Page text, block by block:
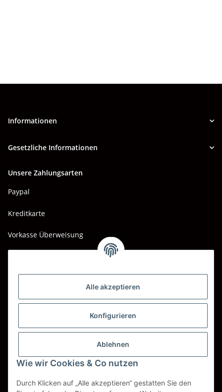
Alle akzeptieren
Konfigurieren
Ablehnen
Wie wir Cookies & Co nutzen
Durch Klicken auf „Alle akzeptieren“ gestatten Sie den
Informationen
Gesetzliche Informationen
Unsere Zahlungsarten
Paypal
Kreditkarte
Vorkasse Überweisung
Wir versenden mit
Spedition BTG
Spedition Schenker